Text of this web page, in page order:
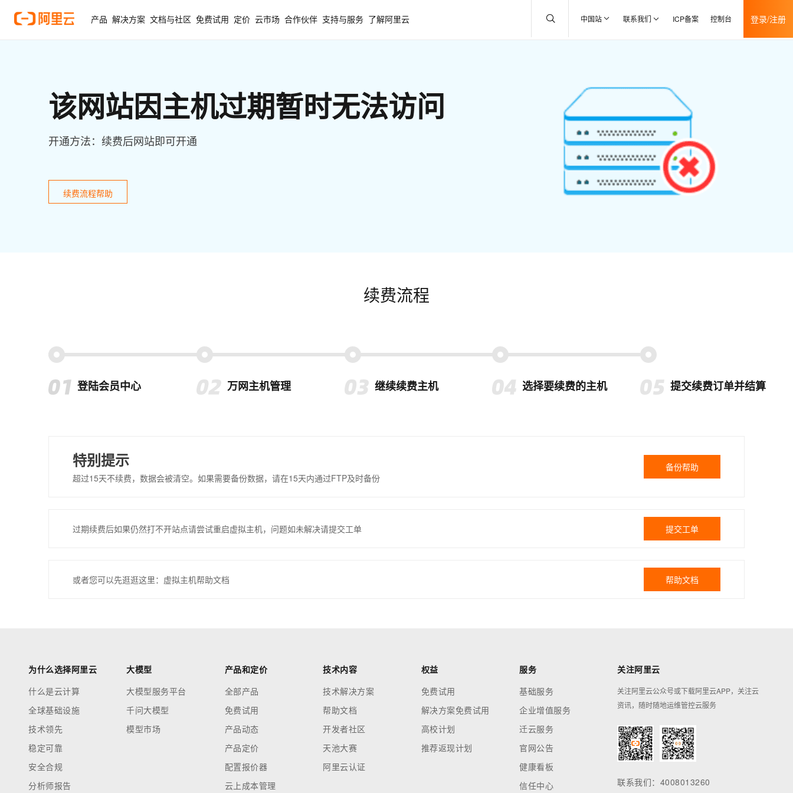
产品 解决方案 文档与社区 免费试用 定价 云市场 合作伙伴 支持与服务 了解阿里云 中国站 联系我们 ICP备案 控制台 登录/注册
该网站因主机过期暂时无法访问
开通方法：续费后网站即可开通
续费流程帮助
续费流程
登陆会员中心 万网主机管理 继续续费主机 选择要续费的主机 提交续费订单并结算
特别提示
超过15天不续费，数据会被清空。如果需要备份数据，请在15天内通过FTP及时备份
备份帮助
过期续费后如果仍然打不开站点请尝试重启虚拟主机，问题如未解决请提交工单 提交工单
或者您可以先逛逛这里：虚拟主机帮助文档 帮助文档